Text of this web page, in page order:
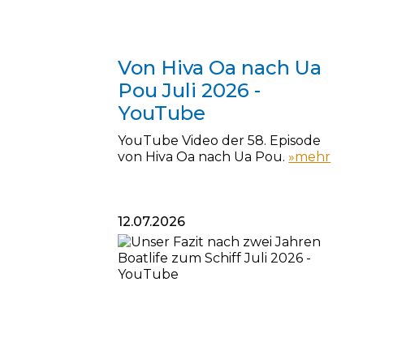
18.07.2026
Von Hiva Oa nach Ua
Pou Juli 2026 -
YouTube
YouTube Video der 58. Episode
von Hiva Oa nach Ua Pou.»mehr
12.07.2026